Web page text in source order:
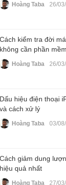
Hoàng Taba 26/
Cách kiểm tra đời
không cần phần
Hoàng Taba 26/
Dấu hiệu điện thoại
và cách xử lý
Hoàng Taba 03/
Cách giảm dung
hiệu quả nhất
Hoàng Taba 27/